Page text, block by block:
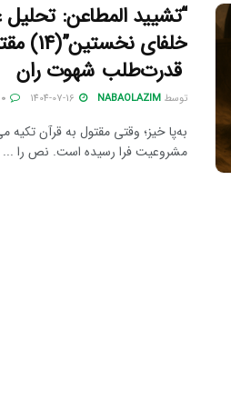
“تشیید المطاعن:
خلفای
قدرت‌طلب شهوت ران
توسط NABAOLAZIM
به‌پا خیز؛ وقتی مقتول به قرآن
مشروعیت فرا رسیده است. نص را ...